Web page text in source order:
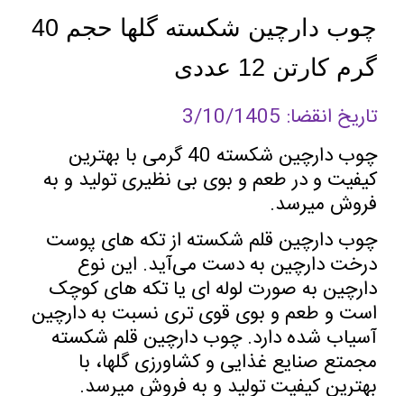
چوب دارچین شکسته گلها حجم 40
گرم کارتن 12 عددی
تاریخ انقضا: 3/10/1405
چوب دارچین شکسته 40 گرمی با بهترین
کیفیت و در طعم و بوی بی نظیری تولید و به
فروش میرسد.
چوب دارچین قلم شکسته از تکه های پوست
درخت دارچین به دست می‌آید. این نوع
دارچین به صورت لوله ای یا تکه های کوچک
است و طعم و بوی قوی تری نسبت به دارچین
آسیاب شده دارد. چوب دارچین قلم شکسته
مجمتع صنایع غذایی و کشاورزی گلها، با
بهترین کیفیت تولید و به فروش میرسد.